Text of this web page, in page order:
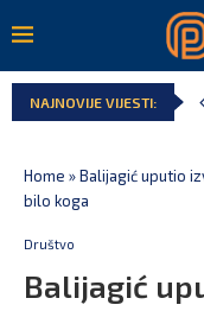
NAJNOVIJE VIJESTI:
Home »Balijagić uputio
bilo koga
Društvo
Balijagić